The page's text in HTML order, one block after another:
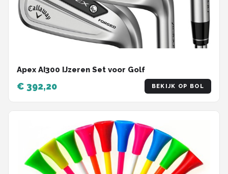
Apex AI300 IJzeren Set voor Golf
€ 392,20 BEKIJK OP BOL